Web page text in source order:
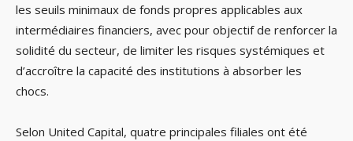
les seuils minimaux de fonds propres applicables aux
intermédiaires financiers, avec pour objectif de renforcer la
solidité du secteur, de limiter les risques systémiques et
d’accroître la capacité des institutions à absorber les
chocs.
Selon United Capital, quatre principales filiales ont été